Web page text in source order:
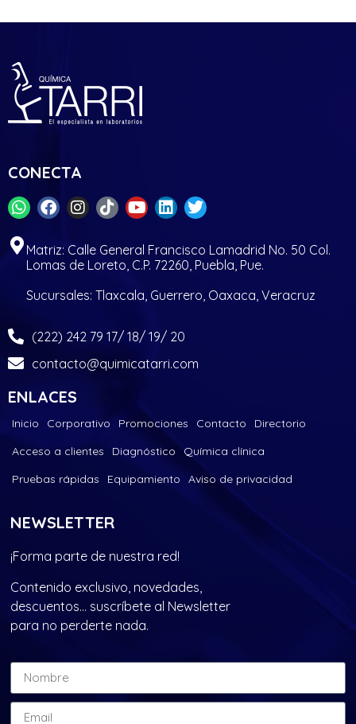
CONECTA
Matriz: Calle General Francisco Lamadrid No. 50 Col.
Lomas de Loreto, C.P. 72260, Puebla, Pue.
Sucursales: Tlaxcala, Guerrero, Oaxaca, Veracruz
(222) 242 79 17/ 18/ 19/ 20
contacto@quimicatarri.com
ENLACES
Inicio Corporativo Promociones Contacto
Directorio
Acceso a clientes
Diagnóstico
Química clínica
Pruebas rápidas
Equipamiento Aviso de privacidad
NEWSLETTER
¡Forma parte de nuestra red!
Contenido exclusivo, novedades,
descuentos… suscríbete al Newsletter
para no perderte nada.